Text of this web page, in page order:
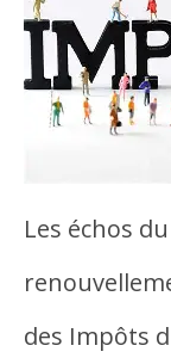
Les échos
des Impôts